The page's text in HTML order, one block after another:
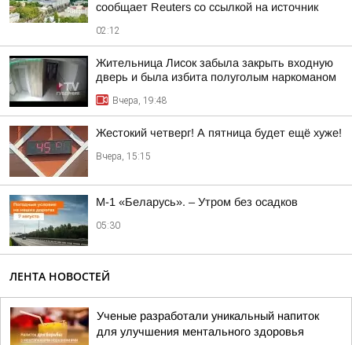
сообщает Reuters со ссылкой на источник
02:12
Жительница Лисок забыла закрыть входную
дверь и была избита полуголым наркоманом
Вчера, 19:48
Жестокий четверг! А пятница будет ещё хуже!
Вчера, 15:15
М-1 «Беларусь». – Утром без осадков
05:30
ЛЕНТА НОВОСТЕЙ
Ученые разработали уникальный напиток
для улучшения ментального здоровья